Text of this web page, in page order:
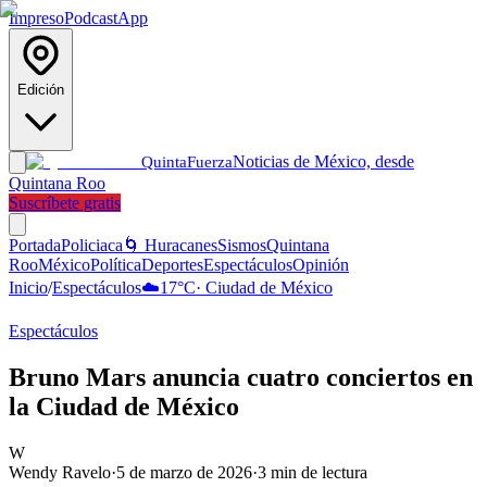
ImpresoPodcastApp
Edición
QuintaFuerzaNoticias de México, desde
Quintana Roo
Suscríbete gratis
PortadaPoliciaca 🌀 HuracanesSismosQuintana
RooMéxicoPolíticaDeportesEspectáculosOpinión
Inicio/Espectáculos☁️17°C· Ciudad de México
Espectáculos
Bruno Mars anuncia cuatro conciertos en
la Ciudad de México
W
Wendy Ravelo·5 de marzo de 2026·3 min de lectura